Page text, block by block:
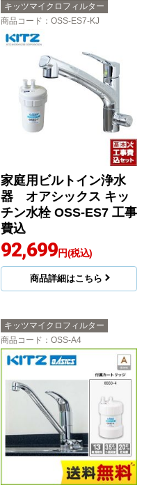
キッツマイクロフィルター
商品コード ：OSS-ES7-KJ
家庭用ビルトイン浄水
器 オアシックス キッ
チン水栓 OSS-ES7 工事
費込
92,699円(税込)
商品詳細はこちら
キッツマイクロフィルター
商品コード ：OSS-A4